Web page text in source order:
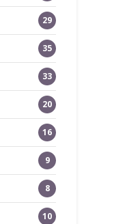
29
35
33
20
16
9
8
10